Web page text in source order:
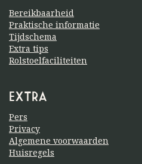
Bereikbaarheid
Praktische informatie
Tijdschema
Extra tips
Rolstoelfaciliteiten
Extra
Pers
Privacy
Algemene voorwaarden
Huisregels